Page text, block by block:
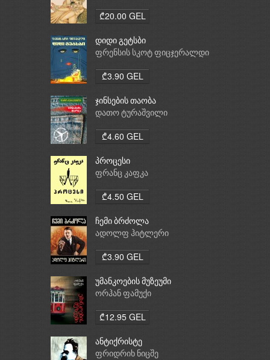
₾20.00 GEL
დიდი გეტსბი
ფრენსის სკოტ ფიცჯერალდი
₾3.90 GEL
ჯინსების თაობა
დათო ტურაშვილი
₾4.60 GEL
პროცესი
ფრანც კაფკა
₾4.50 GEL
ჩემი ბრძოლა
ადოლფ ჰიტლერი
₾3.90 GEL
უმანკოების მუზეუმი
ორჰან ფამუქი
₾12.95 GEL
ანტიქრისტე
ფრიდრიხ ნიცშე